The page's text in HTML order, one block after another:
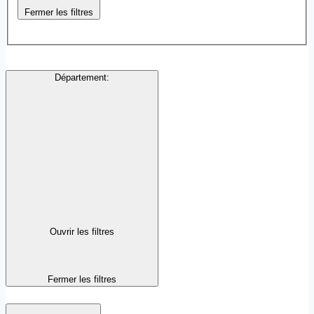
Fermer les filtres
Département:
Ouvrir les filtres
Fermer les filtres